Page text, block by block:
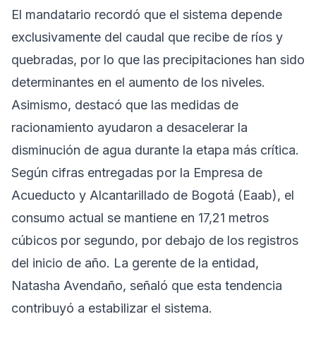
El mandatario recordó que el sistema depende
exclusivamente del caudal que recibe de ríos y
quebradas, por lo que las precipitaciones han sido
determinantes en el aumento de los niveles.
Asimismo, destacó que las medidas de
racionamiento ayudaron a desacelerar la
disminución de agua durante la etapa más crítica.
Según cifras entregadas por la Empresa de
Acueducto y Alcantarillado de Bogotá (Eaab), el
consumo actual se mantiene en 17,21 metros
cúbicos por segundo, por debajo de los registros
del inicio de año. La gerente de la entidad,
Natasha Avendaño, señaló que esta tendencia
contribuyó a estabilizar el sistema.